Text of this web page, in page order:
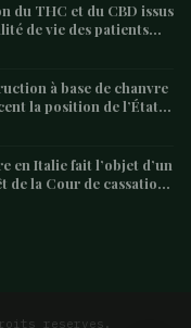
du THC et du CBD issus
de vie des patients
à base de chanvre
la position de l’État
en Italie fait l’objet d’un
de la Cour de cassation
reserves.